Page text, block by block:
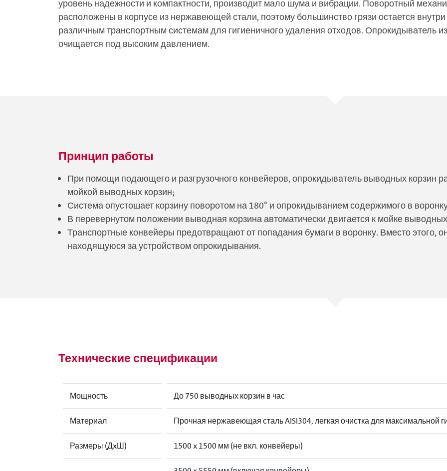
уровень надежности и компактности, производит мало шума и вибрации. Поворотный
расположены в корпусе из нержавеющей стали, поэтому большинство грязи остается
различным транспортным системам для гигиеничного удаления отходов. Опрокидыватель
очищается под высоким давлением.
Принцип работы
При помощи подающего и разгрузочного конвейеров, опрокидыватель выводных корзин
мойкой выводных корзин;
Система опустошает корзину поворотом на 180° и опрокидыванием содержимого в
В перевернутом положении выводная корзина автоматически двигается к мойке
Транспортные конвейеры предотвращают от попадания бумаги в воронку. Вместо этого,
находящуюся за устройством опрокидывания.
Технические спецификации
Мощность До 750 выводных корзин в час
Материал Прочная нержавеющая сталь AISI304, легкая очистка для максимальной
Размеры (ДxШ) 1500 x 1500 мм (не вкл. конвейеры)